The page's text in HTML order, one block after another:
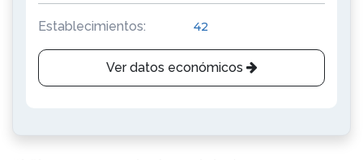
Establecimientos: 42
Ver datos económicos